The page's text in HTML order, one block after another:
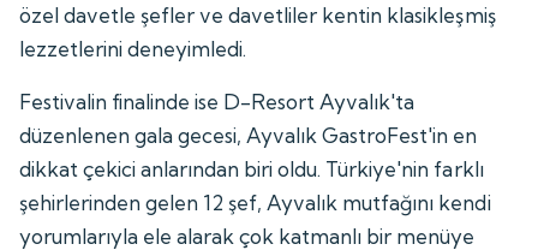
özel davetle şefler ve davetliler kentin klasikleşmiş
lezzetlerini deneyimledi.
Festivalin finalinde ise D-Resort Ayvalık'ta
düzenlenen gala gecesi, Ayvalık GastroFest'in en
dikkat çekici anlarından biri oldu. Türkiye'nin farklı
şehirlerinden gelen 12 şef, Ayvalık mutfağını kendi
yorumlarıyla ele alarak çok katmanlı bir menüye